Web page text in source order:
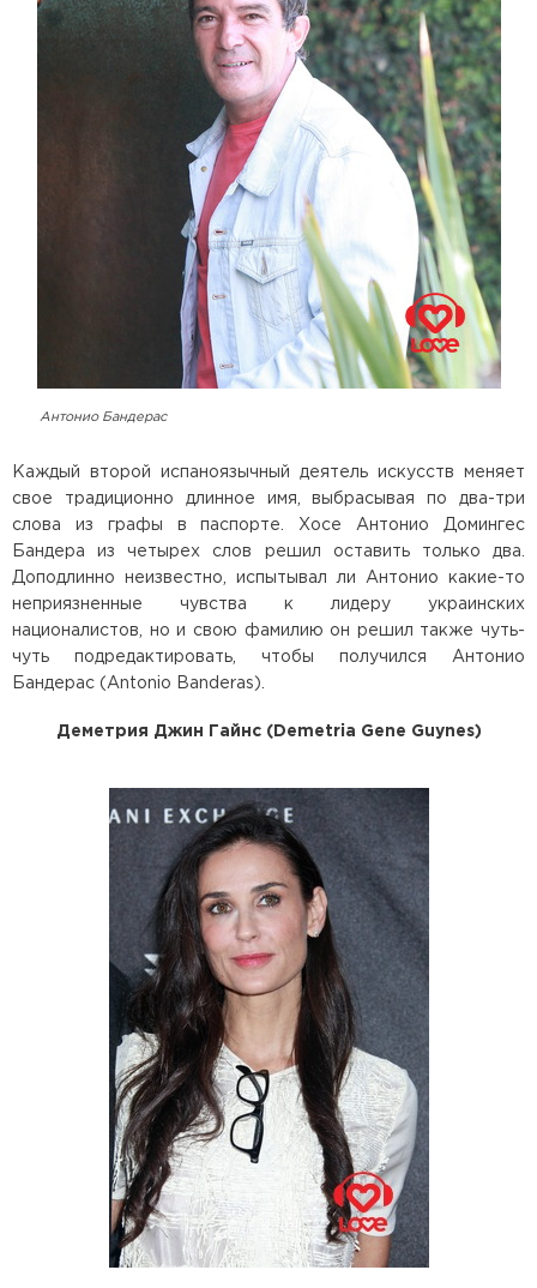
Антонио Бандерас
Каждый второй испаноязычный деятель искусств меняет
свое традиционно длинное имя, выбрасывая по два-три
слова из графы в паспорте. Хосе Антонио Домингес
Бандера из четырех слов решил оставить только два.
Доподлинно неизвестно, испытывал ли Антонио какие-то
неприязненные чувства к лидеру украинских
националистов, но и свою фамилию он решил также чуть-
чуть подредактировать, чтобы получился Антонио
Бандерас (Antonio Banderas).
Деметрия Джин Гайнс (Demetria Gene Guynes)